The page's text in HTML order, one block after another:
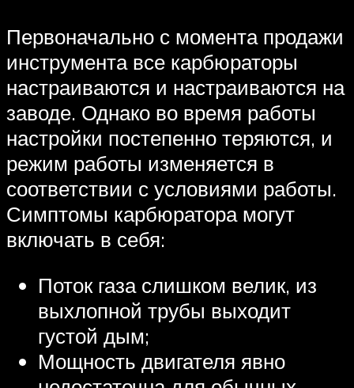
Первоначально с момента продажи
инструмента все карбюраторы
настраиваются и настраиваются на
заводе. Однако во время работы
настройки постепенно теряются, и
режим работы изменяется в
соответствии с условиями работы.
Симптомы карбюратора могут
включать в себя:
Поток газа слишком велик, из
выхлопной трубы выходит
густой дым;
Мощность двигателя явно